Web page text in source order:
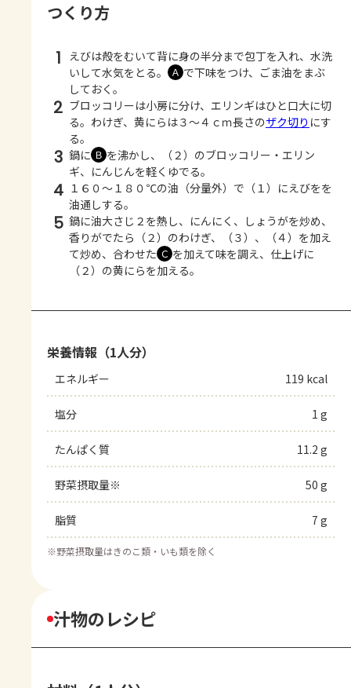
つくり方
1
えびは殻をむいて背に身の半分まで包丁を入れ、水洗
いして水気をとる。
Ａ で下味をつけ、ごま油をまぶ
しておく。
2 ブロッコリーは小房に分け、エリンギはひと口大に切
る。わけぎ、黄にらは３～４ｃｍ長さのザク切り にす
る。
3 鍋に Ｂ を沸かし、（２）のブロッコリー・エリン
ギ、にんじんを軽くゆでる。
4 １６０～１８０℃の油（分量外）で（１）にえびをを
油通しする。
5 鍋に油大さじ２を熱し、にんにく、しょうがを炒め、
香りがでたら（２）のわけぎ、（３）、（４）を加え
て炒め、合わせた Ｃ を加えて味を調え、仕上げに
（２）の黄にらを加える。
栄養情報（1人分）
エネルギー 119 kcal
塩分 1 g
たんぱく質 11.2 g
野菜摂取量※ 50 g
脂質 7 g
※野菜摂取量はきのこ類・いも類を除く
汁物のレシピ